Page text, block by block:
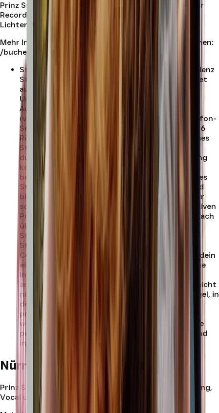
Prinz Studios Berlin Lichtenberg ist dein Standort für
Recording, Vocal und Musikproduktion in Berlin
Lichtenberg.
Mehr Infos: /standort/berlin-lichtenberg
| Jetzt buchen:
/buchen?branch=588301
Studio A
Studio A: Dein Raum für kreative Exzellenz
Studio A im Prinzstudio Berlin-Lichtenberg bietet
auf 42 Quadratmetern eine hochprofessionelle
Umgebung für deine Musikproduktionen.
Ausgestattet mit JBL 305p Monitoren
(vorübergehend) und einem einzigartigen Mikrofon-
Setup, das eine K47 Kapsel, eine Telefunken EF86
Röhre und einen BV8 Trafo umfasst, liefert dieses
Studio einen erstklassigen Sound. Bald ergänzt
durch ein TLM103 Mikrofon, wird die Ausstattung
kontinuierlich weiter verbessert, um dir die
bestmögliche Aufnahmequalität zu bieten. Dieses
Studio ist für bis zu vier Personen ausgelegt und
bietet eine durchdachte Raumgestaltung, die dir
sowohl Platz als auch Flexibilität für deine kreativen
Projekte bietet. Die Lichtsteuerung erfolgt einfach
über einen Lichtschalter, während die
Stromversorgung zentral am Pult geregelt wird.
Studio A ist kompatibel mit allen gängigen
Computersystemen, und du kannst problemlos dein
eigenes Interface anschließen, um die technische
Infrastruktur optimal an deine Bedürfnisse
anzupassen. Studio A in Berlin-Lichtenberg ist nicht
nur ein Raum, sondern ein kreativer Schmelztiegel, in
dem deine musikalischen Ideen in einer
professionellen Umgebung zum Leben erweckt
werden. Buche jetzt deine Session und erlebe die
perfekte Mischung aus technischer Exzellenz und
inspirierender Atmosphäre.
Nürnberg
Prinz Studios Nürnberg ist dein Standort für Recording,
Vocal und Musikproduktion in Nürnberg.